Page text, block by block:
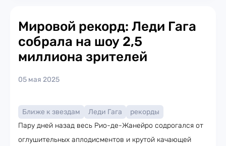
Мировой рекорд: Леди Гага
собрала на шоу 2,5
миллиона зрителей
05 мая 2025
Ближе к звездам Леди Гага
рекорды
Пару дней назад весь Рио-де-Жанейро содрогался от
оглушительных аплодисментов и крутой качающей